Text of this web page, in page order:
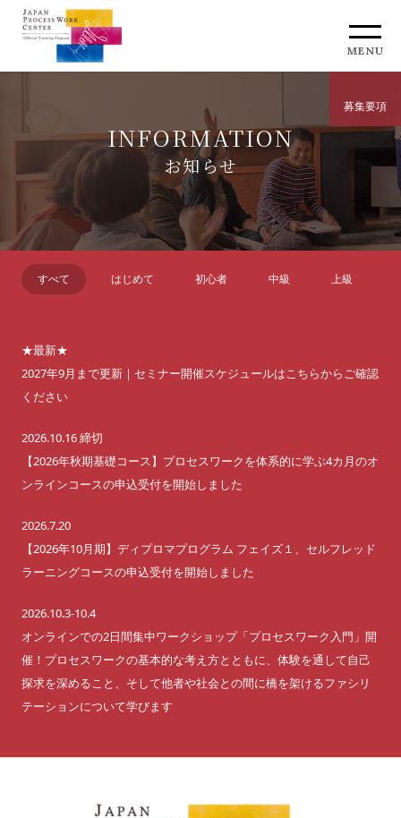
MENU
募集要項
INFORMATION
お知らせ
すべて はじめて 初心者 中級 上級
★最新★
2027年9月まで更新｜セミナー開催スケジュールはこちらからご確認
ください
2026.10.16 締切
【2026年秋期基礎コース】プロセスワークを体系的に学ぶ4カ月のオ
ンラインコースの申込受付を開始しました
2026.7.20
【2026年10月期】ディプロマプログラム フェイズ１、セルフレッド
ラーニングコースの申込受付を開始しました
2026.10.3-10.4
オンラインでの2日間集中ワークショップ「プロセスワーク入門」開
催！プロセスワークの基本的な考え方とともに、体験を通して自己
探求を深めること、そして他者や社会との間に橋を架けるファシリ
テーションについて学びます